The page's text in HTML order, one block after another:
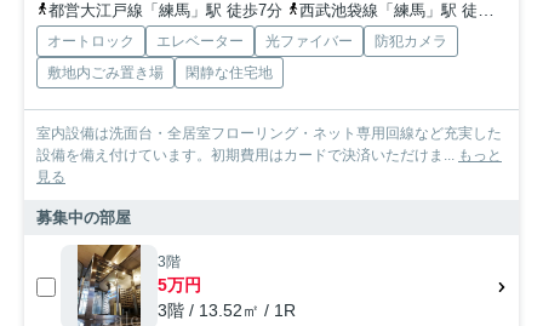
都営大江戸線「練馬」駅 徒歩7分
西武池袋線「練馬」駅 徒歩7分
オートロック エレベーター 光ファイバー
防犯カメラ
敷地内ごみ置き場
閑静な住宅地
室内設備は洗面台・全居室フローリング・ネット専用回線など充実した
設備を備え付けています。初期費用はカードで決済いただけま... もっと
見る
募集中の部屋
3階
5万円
3階 / 13.52㎡ / 1R